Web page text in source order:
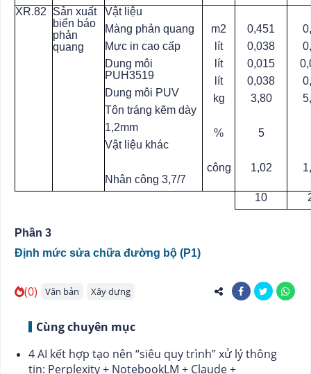
XR.82
Sản xuất
biển báo
phản
quang
Vật liệu
Màng phản quang
Mực in cao cấp
Dung môi
PUH3519
Dung môi PUV
Tôn tráng kẽm dày
1,2mm
Vật liệu khác
Nhân công 3,7/7
m2
lít
lít
lít
kg
%
công
0,451
0,038
0,015
0,038
3,80
5
1,02
10
Phần 3
Định mức sửa chữa đường bộ (P1)
(0) Văn bản Xây dựng
Cùng chuyên mục
4 AI kết hợp tạo nên “siêu quy trình” xử lý thông
tin: Perplexity + NotebookLM + Claude +